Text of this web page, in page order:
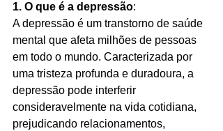
1. O que é a depressão:
A depressão é um transtorno de saúde
mental que afeta milhões de pessoas
em todo o mundo. Caracterizada por
uma tristeza profunda e duradoura, a
depressão pode interferir
consideravelmente na vida cotidiana,
prejudicando relacionamentos,